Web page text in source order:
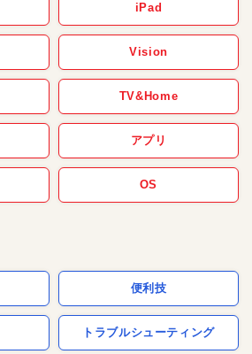
iPad
Vision
TV&Home
アプリ
OS
便利技
トラブルシューティング